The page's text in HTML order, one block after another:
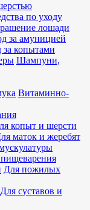
по уходу
лошади
за амуницией
за копытами
Шампуни,
Витаминно-
копыт и шерсти
маток и жеребят
Для пожилых
Для суставов и